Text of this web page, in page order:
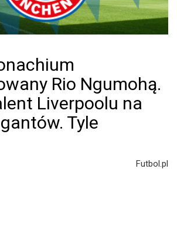
Rio Ngumohą.
Liverpoolu na
Tyle
Futbol.pl